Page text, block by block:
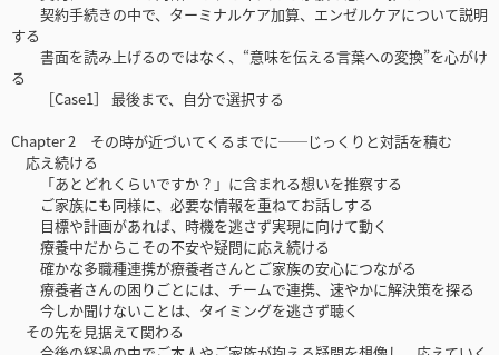
契約手続きの中で、ターミナルケア加算、エンゼルケアについて説明
する
書面を読み上げるのではなく、“意味を伝える言葉への変換”を心がけ
る
［Case1］ 最後まで、自分で選択する
Chapter 2 その時が近づいてくるまでに──じっくりと対話を積む
応え続ける
「あとどれくらいですか？」に含まれる想いを推察する
ご家族にも同様に、必要な情報を重ねてお話しする
目標や計画があれば、時機を逃さず実現に向けて動く
療養中だからこその不安や疑問に応え続ける
確かな多職種連携が療養者さんとご家族の安心につながる
療養者さんの困りごとには、チームで連携、速やかに解決策を探る
今しか聞けないことは、タイミングを逃さず聴く
その先を見据えて関わる